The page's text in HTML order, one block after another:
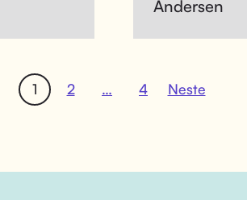
Andersen
1 2 … 4 Neste